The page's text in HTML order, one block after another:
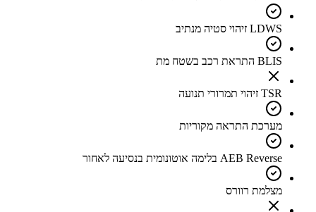
LDWS זיהוי סטיה מנתיב
BLIS התראת רכב בשטח מת
TSR זיהוי תמרורי תנועה
מערכת התראה מקוריות
AEB Reverse בלימה אוטונומית בנסיעה לאחור
מצלמת רוורס